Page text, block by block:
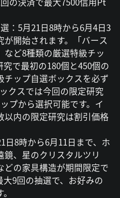
の決済で最大7500信用Pt
：5月21日8時から6月4日3
が開始されます。「バース
など8種類の厳選特級チッ
で最初の180個と450個の
チップ自選ボックスを必ず
クスでは今回の限定研究
プから選択可能です。イ
以内の限定研究は割引価格
日8時から6月11日まで、ホ
鏡、星のクリスタルツリ
どの家具構造が期間限定で
9回の抽選で、お好みの